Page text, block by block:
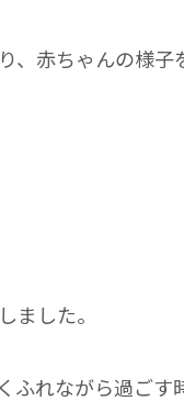
、赤ちゃんの様
ました。
れながら過ごす